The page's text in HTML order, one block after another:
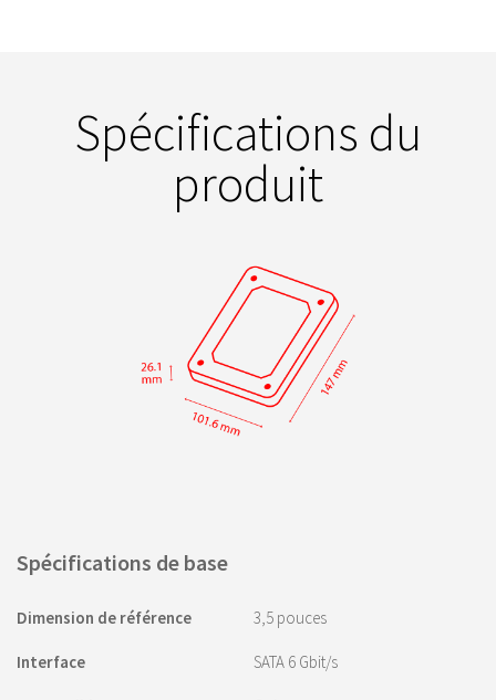
Spécifications du
produit
Spécifications de base
Dimension de référence 3,5 pouces
Interface SATA 6 Gbit/s